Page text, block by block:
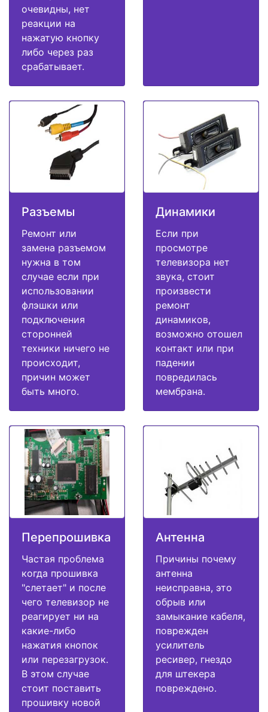
очевидны, нет
реакции на
нажатую кнопку
либо через раз
срабатывает.
Разъемы
Ремонт или
замена разъемом
нужна в том
случае если при
использовании
флэшки или
подключения
сторонней
техники ничего не
происходит,
причин может
быть много.
Динамики
Если при
просмотре
телевизора нет
звука, стоит
произвести
ремонт
динамиков,
возможно отошел
контакт или при
падении
повредилась
мембрана.
Перепрошивка
Частая проблема
когда прошивка
"слетает" и после
чего телевизор не
реагирует ни на
какие-либо
нажатия кнопок
или перезагрузок.
В этом случае
стоит поставить
прошивку новой
Антенна
Причины почему
антенна
неисправна, это
обрыв или
замыкание кабеля,
поврежден
усилитель
ресивер, гнездо
для штекера
повреждено.